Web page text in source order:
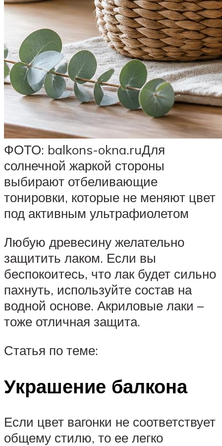
ФОТО: balkons-okna.ruДля
солнечной жаркой стороны
выбирают отбеливающие
тонировки, которые не меняют цвет
под активным ультрафиолетом
Любую древесину желательно
защитить лаком. Если вы
беспокоитесь, что лак будет сильно
пахнуть, используйте состав на
водной основе. Акриловые лаки –
тоже отличная защита.
Статья по теме:
Украшение балкона
Если цвет вагонки не соответствует
общему стилю, то ее легко